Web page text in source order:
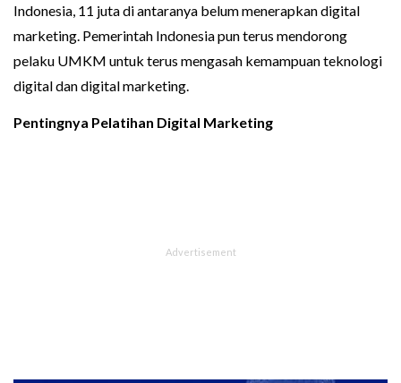
Indonesia, 11 juta di antaranya belum menerapkan digital
marketing. Pemerintah Indonesia pun terus mendorong
pelaku UMKM untuk terus mengasah kemampuan teknologi
digital dan digital marketing.
Pentingnya Pelatihan Digital Marketing